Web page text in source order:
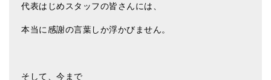
代表はじめスタッフの皆さんには、
本当に感謝の言葉しか浮かびません。
そして、今まで